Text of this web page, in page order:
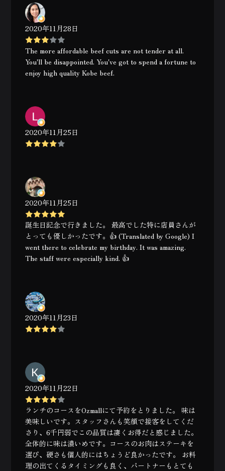
2020年11月28日
The more affordable beef cuts are not tender at all.
You'll be disappointed. You've got to spend a fortune to
enjoy high quality Kobe beef.
2020年11月25日
2020年11月25日
誕生日記念で行きました。 最高でした特に店員さんが
とっても優しかったです。👍 (Translated by Google) I
went there to celebrate my birthday. It was amazing.
The staff were especially kind. 👍
2020年11月23日
2020年11月22日
ランチのコースをOzmallにて予約をとりました。 味は
美味しいです。スタッフさんも笑顔で接客をしてくだ
さり、6千円弱でこの品質は凄くお得だと感じました。
全体的に味は濃いめです。コースのお肉はステーキを
選び、硬さも個人的にはちょうど良かったです。 お料
理の出てくるタイミングも良く、パートナーもとても